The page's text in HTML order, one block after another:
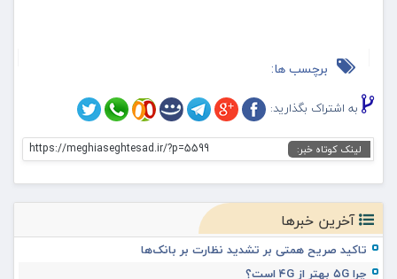
برچسب ها:
به اشتراک بگذارید:
لینک کوتاه خبر: https://meghiaseghtesad.ir/?p=5599
آخرین خبرها
تاکید صریح همتی بر تشدید نظارت بر بانک‌ها
چرا ۵G بهتر از ۴G است؟